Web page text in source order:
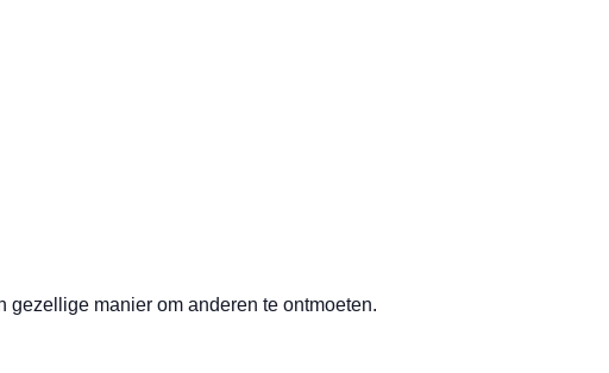
manier om anderen te ontmoeten.